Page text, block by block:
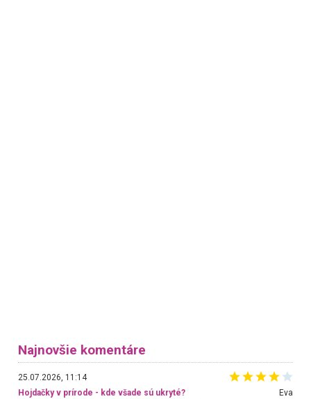
Najnovšie komentáre
25.07.2026, 11:14
Hojdačky v prírode - kde všade sú ukryté?
Eva